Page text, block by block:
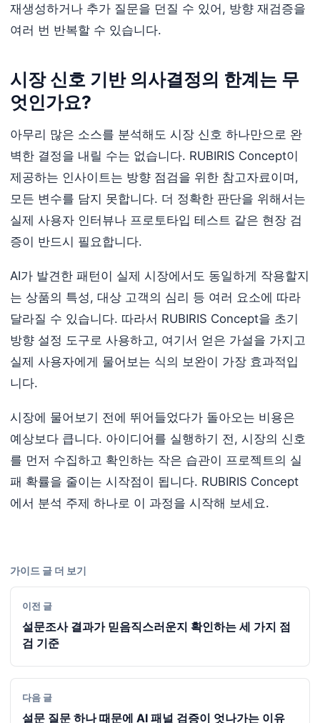
재생성하거나 추가 질문을 던질 수 있어, 방향 재검증을
여러 번 반복할 수 있습니다.
시장 신호 기반 의사결정의 한계는 무
엇인가요?
아무리 많은 소스를 분석해도 시장 신호 하나만으로 완
벽한 결정을 내릴 수는 없습니다. RUBIRIS Concept이
제공하는 인사이트는 방향 점검을 위한 참고자료이며,
모든 변수를 담지 못합니다. 더 정확한 판단을 위해서는
실제 사용자 인터뷰나 프로토타입 테스트 같은 현장 검
증이 반드시 필요합니다.
AI가 발견한 패턴이 실제 시장에서도 동일하게 작용할지
는 상품의 특성, 대상 고객의 심리 등 여러 요소에 따라
달라질 수 있습니다. 따라서 RUBIRIS Concept을 초기
방향 설정 도구로 사용하고, 여기서 얻은 가설을 가지고
실제 사용자에게 물어보는 식의 보완이 가장 효과적입
니다.
시장에 물어보기 전에 뛰어들었다가 돌아오는 비용은
예상보다 큽니다. 아이디어를 실행하기 전, 시장의 신호
를 먼저 수집하고 확인하는 작은 습관이 프로젝트의 실
패 확률을 줄이는 시작점이 됩니다. RUBIRIS Concept
에서 분석 주제 하나로 이 과정을 시작해 보세요.
가이드 글 더 보기
이전 글
설문조사 결과가 믿음직스러운지 확인하는 세 가지 점
검 기준
다음 글
설문 질문 하나 때문에 AI 패널 검증이 엇나가는 이유